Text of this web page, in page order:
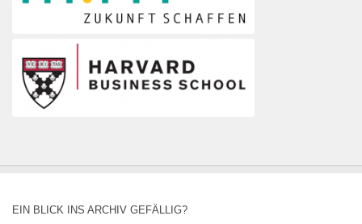
EIN BLICK INS ARCHIV GEFÄLLIG?